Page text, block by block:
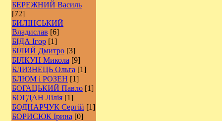
БЕРЕЖНИЙ Василь
[72]
БИЛІНСЬКИЙ
Владислав [6]
БІДА Ігор [1]
БІЛИЙ Дмитро [3]
БІЛКУН Микола [9]
БЛИЗНЕЦЬ Ольга [1]
БЛЮМ і РОЗЕН [1]
БОГАЦЬКИЙ Павло [1]
БОГДАН Лілія [1]
БОДНАРЧУК Сергій [1]
БОРИСЮК Ірина [0]